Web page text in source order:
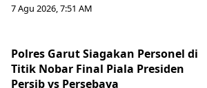
7 Agu 2026, 7:51 AM
Polres Garut Siagakan Personel di
Titik Nobar Final Piala Presiden
Persib vs Persebaya